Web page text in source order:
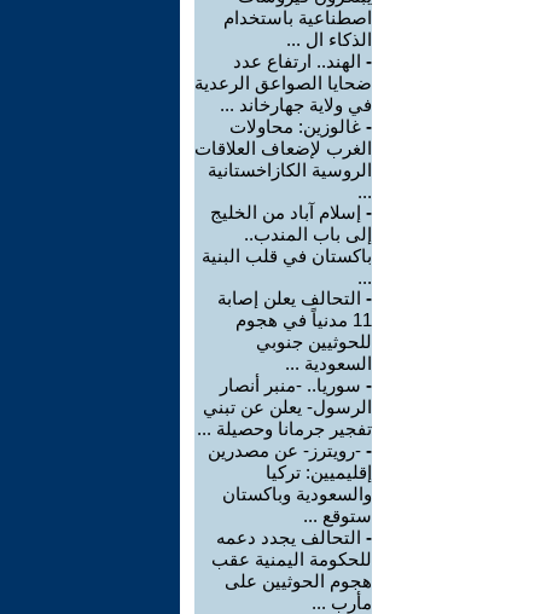
اصطناعية باستخدام
الذكاء ال ...
- الهند.. ارتفاع عدد
ضحايا الصواعق الرعدية
في ولاية جهارخاند ...
- غالوزين: محاولات
الغرب لإضعاف العلاقات
الروسية الكازاخستانية
...
- إسلام آباد من الخليج
إلى باب المندب..
باكستان في قلب البنية
...
- التحالف يعلن إصابة
11 مدنياً في هجوم
للحوثيين جنوبي
السعودية ...
- سوريا.. -منبر أنصار
الرسول- يعلن عن تبني
تفجير جرمانا وحصيلة ...
- -رويترز- عن مصدرين
إقليميين: تركيا
والسعودية وباكستان
ستوقع ...
- التحالف يجدد دعمه
للحكومة اليمنية عقب
هجوم الحوثيين على
مأرب ...